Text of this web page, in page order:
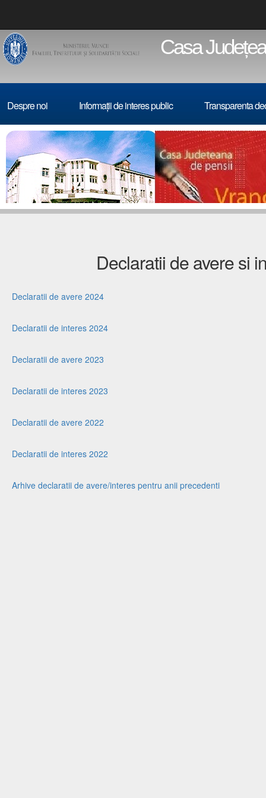
Casa
Despre noi Informații de interes public Transparenta
Declaratii de avere si
Declaratii de avere 2024
Declaratii de interes 2024
Declaratii de avere 2023
Declaratii de interes 2023
Declaratii de avere 2022
Declaratii de interes 2022
Arhive declaratii de avere/interes pentru anii precedenti